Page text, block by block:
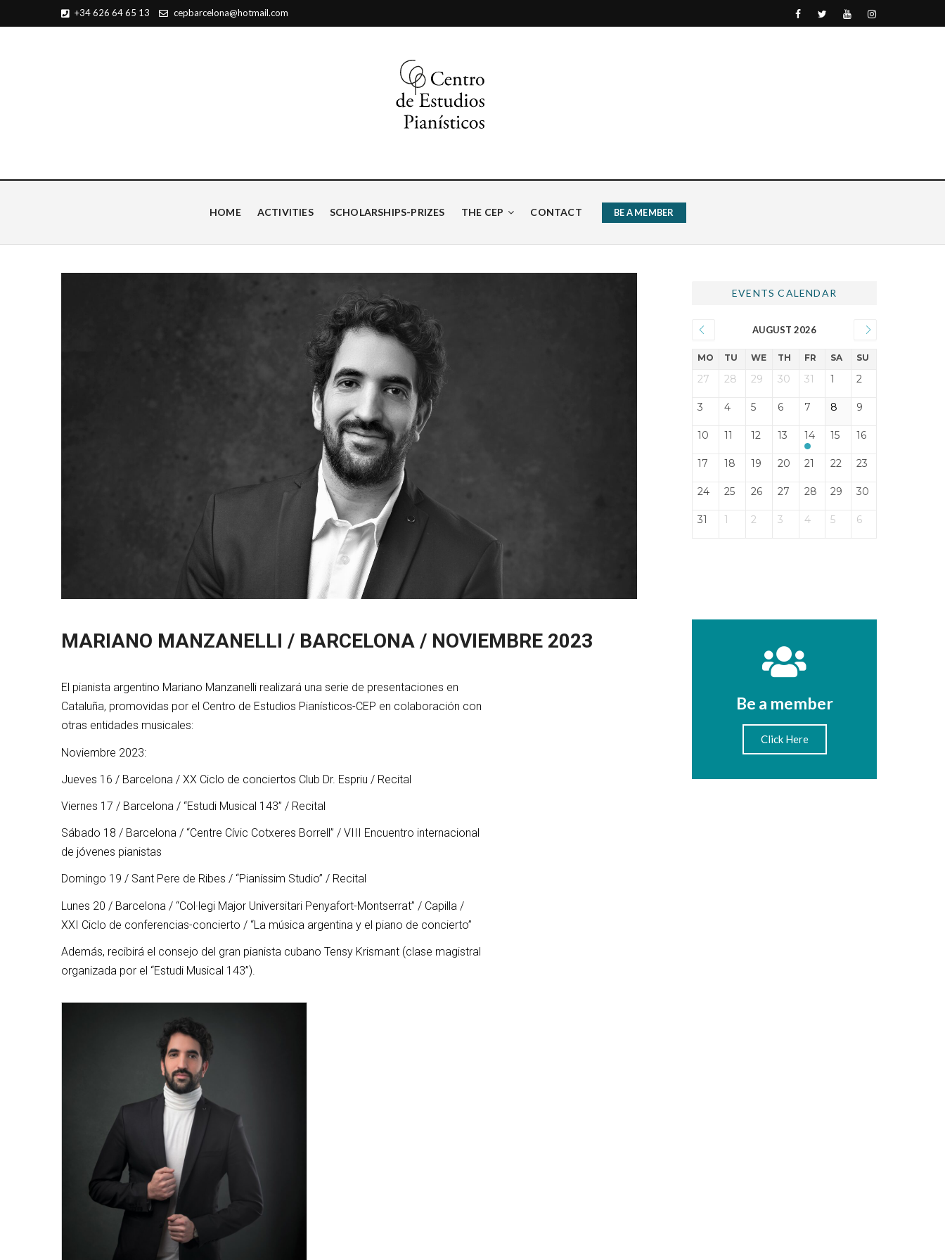
+34 626 64 65 13 cepbarcelona@hotmail.com
Centro de Estudios Pianísticos
HOME ACTIVITIES SCHOLARSHIPS-PRIZES THE CEP CONTACT BE A MEMBER
MARIANO MANZANELLI / BARCELONA / NOVIEMBRE 2023
El pianista argentino Mariano Manzanelli realizará una serie de presentaciones en
Cataluña, promovidas por el Centro de Estudios Pianísticos-CEP en colaboración con
otras entidades musicales:
Noviembre 2023:
Jueves 16 / Barcelona / XX Ciclo de conciertos Club Dr. Espriu / Recital
Viernes 17 / Barcelona / “Estudi Musical 143” / Recital
Sábado 18 / Barcelona / “Centre Cívic Cotxeres Borrell” / VIII Encuentro internacional
de jóvenes pianistas
Domingo 19 / Sant Pere de Ribes / “Pianíssim Studio” / Recital
Lunes 20 / Barcelona / “Col·legi Major Universitari Penyafort-Montserrat” / Capilla /
XXI Ciclo de conferencias-concierto / “La música argentina y el piano de concierto”
Además, recibirá el consejo del gran pianista cubano Tensy Krismant (clase magistral
organizada por el “Estudi Musical 143”).
EVENTS CALENDAR
AUGUST 2026
MO TU WE TH FR SA SU
27 28 29 30 31 1 2
3 4 5 6 7 8 9
10 11 12 13 14 15 16
17 18 19 20 21 22 23
24 25 26 27 28 29 30
31 1 2 3 4 5 6
Be a member
Click Here